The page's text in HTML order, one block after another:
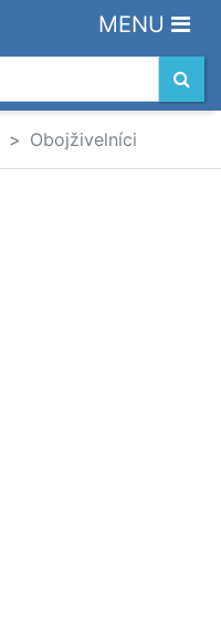
MENU
Obojživelníci